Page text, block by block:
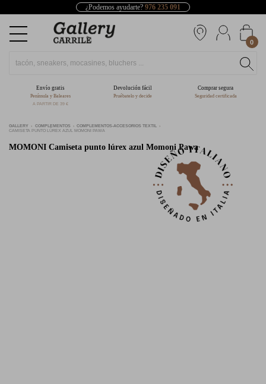
¿Podemos ayudarte? 976 235 091
0
Envío gratis
Península y Baleares
A PARTIR DE 39 €
Devolución fácil
Pruébatelo y decide
Comprar segura
Seguridad certificada
GALLERY COMPLEMENTOS
COMPLEMENTOS-ACCESORIOS TEXTIL
CAMISETA PUNTO LÚREX AZUL MOMONI PAWA
MOMONI Camiseta punto lúrex azul Momoni Pawa